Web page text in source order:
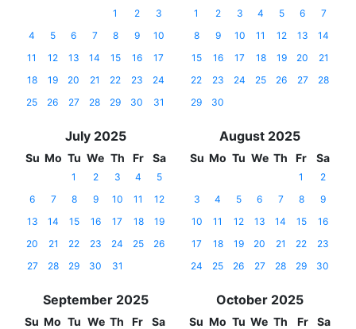
1 2
3
4
5 6 7 8 9
10
11
12 13 14 15 16
17
18
19 20 21 22 23
24
25
26 27 28 29 30 31
1 2 3 4 5 6
7
8
9 10 11 12 13
14
15
16 17 18 19 20
21
22
23 24 25 26 27
28
29
30
July 2025
Su Mo Tu We Th Fr Sa
1 2 3 4
5
6
7 8 9 10 11
12
13
14 15 16 17 18
19
20
21 22 23 24 25
26
27
28 29 30 31
August 2025
Su Mo Tu We Th Fr Sa
1
2
3
4 5 6 7 8
9
10
11 12 13 14 15
16
17
18 19 20 21 22
23
24
25 26 27 28 29 30
September 2025
Su Mo Tu We Th Fr Sa
October 2025
Su Mo Tu We Th Fr Sa